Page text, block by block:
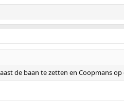
de baan te zetten en Coopmans